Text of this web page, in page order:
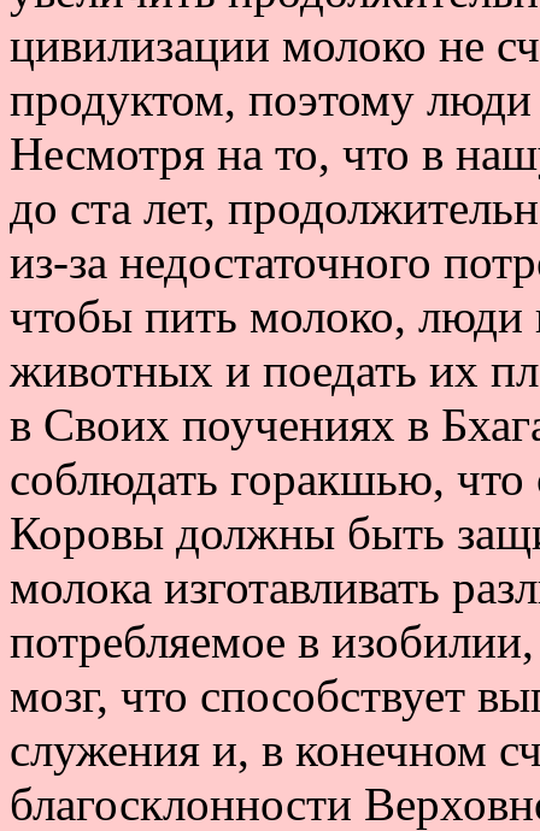
цивилизации молоко не
продуктом, поэтому
Несмотря на то, что в
до ста лет,
из-за недостаточного
чтобы пить молоко, люди
животных и поедать их
в Своих поучениях в
соблюдать горакшью, что
Коровы должны быть
молока изготавливать
потребляемое в
мозг, что способствует
служения и, в конечном
благосклонности